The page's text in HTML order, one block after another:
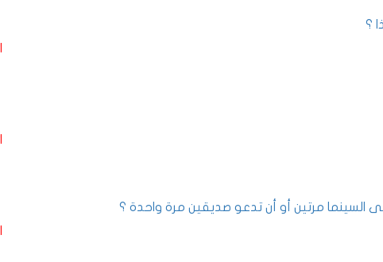
؟
السينما مرتين أو أن تدعو صديقين مرة واحدة ؟